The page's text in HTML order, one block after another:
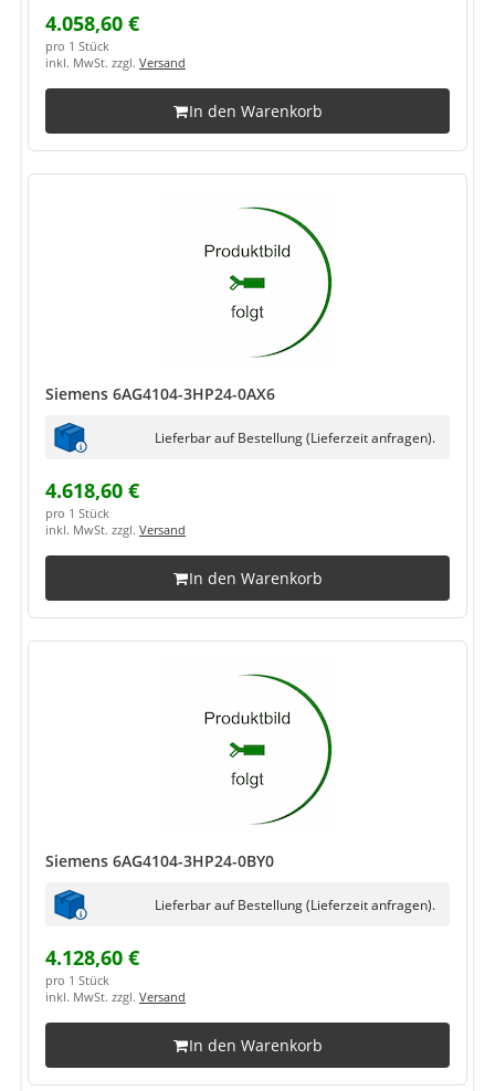
4.058,60 €
pro 1 Stück
inkl. MwSt. zzgl. Versand
In den Warenkorb
Siemens 6AG4104-3HP24-0AX6
Lieferbar auf Bestellung (Lieferzeit anfragen).
4.618,60 €
pro 1 Stück
inkl. MwSt. zzgl. Versand
In den Warenkorb
Siemens 6AG4104-3HP24-0BY0
Lieferbar auf Bestellung (Lieferzeit anfragen).
4.128,60 €
pro 1 Stück
inkl. MwSt. zzgl. Versand
In den Warenkorb